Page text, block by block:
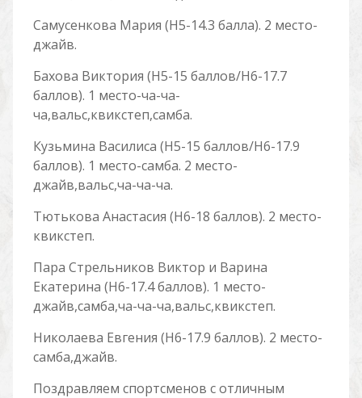
Самусенкова Мария (Н5-14.3 балла). 2 место-
джайв.
Бахова Виктория (Н5-15 баллов/Н6-17.7
баллов). 1 место-ча-ча-
ча,вальс,квикстеп,самба.
Кузьмина Василиса (Н5-15 баллов/Н6-17.9
баллов). 1 место-самба. 2 место-
джайв,вальс,ча-ча-ча.
Тютькова Анастасия (Н6-18 баллов). 2 место-
квикстеп.
Пара Стрельников Виктор и Варина
Екатерина (Н6-17.4 баллов). 1 место-
джайв,самба,ча-ча-ча,вальс,квикстеп.
Николаева Евгения (Н6-17.9 баллов). 2 место-
самба,джайв.
Поздравляем спортсменов с отличным